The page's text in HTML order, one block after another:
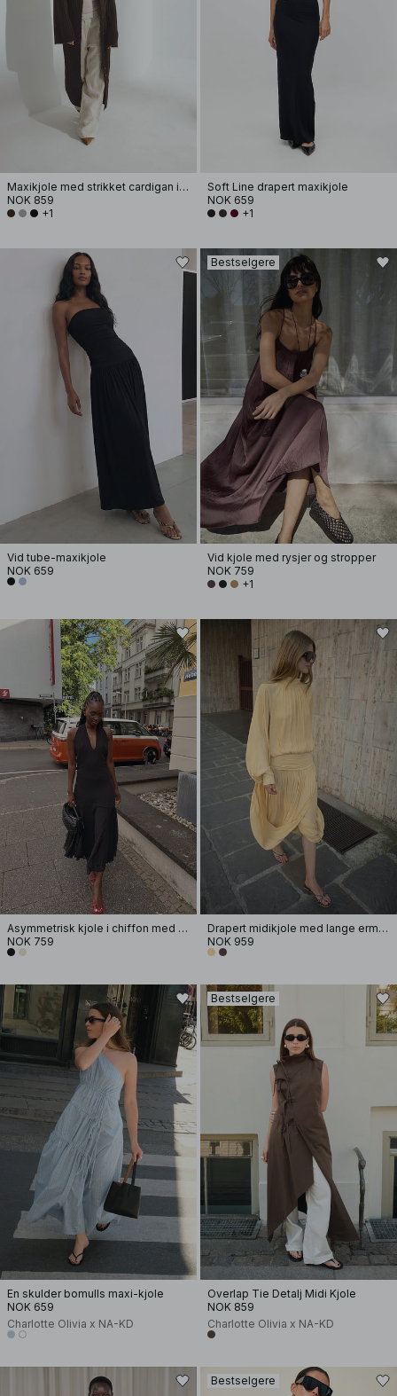
Maxikjole med strikket cardigan i ullblanding
NOK 859
+1
Soft Line drapert maxikjole
NOK 659
+1
Vid tube-maxikjole
NOK 659
Bestselgere
Vid kjole med rysjer og stropper
NOK 759
+1
Asymmetrisk kjole i chiffon med halterneck
NOK 759
Drapert midikjole med lange ermer og åpen rygg
NOK 959
En skulder bomulls maxi-kjole
NOK 659
Charlotte Olivia x NA-KD
Bestselgere
Overlap Tie Detalj Midi Kjole
NOK 859
Charlotte Olivia x NA-KD
Bestselgere